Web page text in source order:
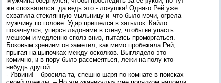
же спохватился: да ведь это - ловушка! Однако Рей уже
схватила стеклянную мыльницу и, что было мочи, огрела
мужчину по голове. Удар пришелся в затылок. Кайло
покачнулся, уперся ладонями в стену, чтобы не упасть
мешком и медленно сполз вниз, пытаясь проморгаться.
Боковым зрением он заметил, как мимо пробежала Рей,
прыгая на цыпочках между осколков. Выглядело это
комично, и в пору было рассмеяться, лежи на полу кто-
нибудь другой.
- Извини! – бросила та, спешно шаря по комнате в поисках